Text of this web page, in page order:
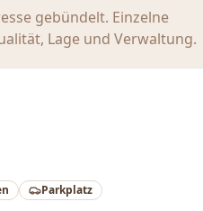
gebündelt. Einzelne
Lage und Verwaltung.
Parkplatz